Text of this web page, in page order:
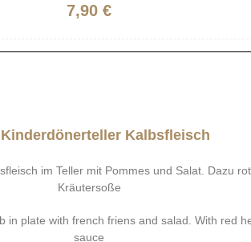
7,90 €
Kinderdönerteller Kalbsfleisch
im Teller mit Pommes und Salat. Dazu
Kräutersoße
in plate with french friens and salad. With red
sauce